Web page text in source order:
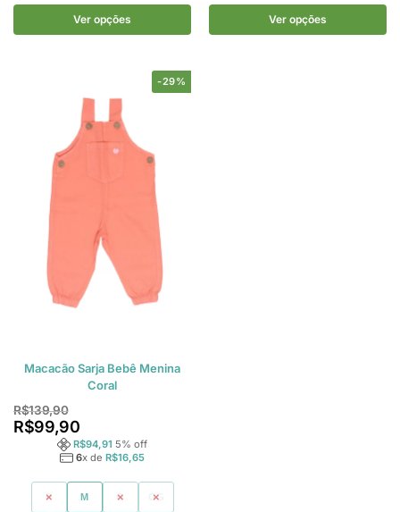
Ver opções Ver opções
-29%
Macacão Sarja Bebê Menina
Coral
R$139,90
R$99,90
R$94,91 5% off
6x de R$16,65
P M G GG